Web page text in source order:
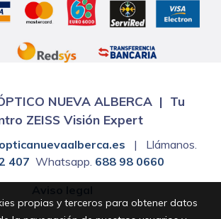
NUEVA ALBERCA | Tu
ZEISS Visión Expert
| Llámanos.
407 Whatsapp. 688 98 0660
propias y terceros para obtener datos